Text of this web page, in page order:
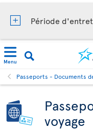
Période
Menu
Passeports - Documents
voyage